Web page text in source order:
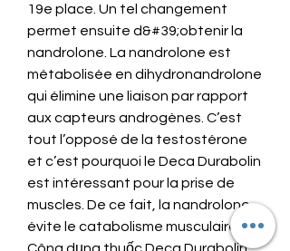
19e place. Un tel changement
permet ensuite d&#39;obtenir la
nandrolone. La nandrolone est
métabolisée en dihydronandrolone
qui élimine une liaison par rapport
aux capteurs androgènes. C’est
tout l’opposé de la testostérone
et c’est pourquoi le Deca Durabolin
est intéressant pour la prise de
muscles. De ce fait, la nandrolone
évite le catabolisme musculaire.